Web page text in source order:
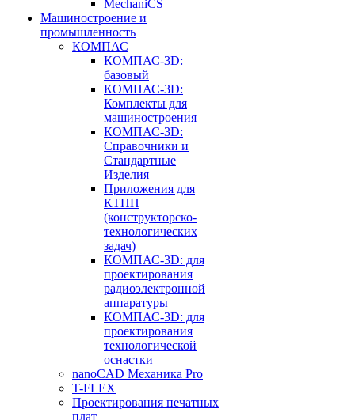
MechaniCS
Машиностроение и
промышленность
КОМПАС
КОМПАС-3D:
базовый
КОМПАС-3D:
Комплекты для
машиностроения
КОМПАС-3D:
Справочники и
Стандартные
Изделия
Приложения для
КТПП
(конструкторско-
технологических
задач)
КОМПАС-3D: для
проектирования
радиоэлектронной
аппаратуры
КОМПАС-3D: для
проектирования
технологической
оснастки
nanoCAD Механика Pro
T-FLEX
Проектирования печатных
плат